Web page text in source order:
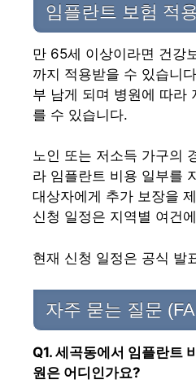
임플란트 보험 적
만 65세 이상이라면 건강
까지 적용받을 수 있습니
부 남게 되며 병원에 따라
를 수 있습니다.
노인 또는 저소득 가구의
라 임플란트 비용 일부를
대상자에게 추가 보장을
신청 일정은 지역별 여건
현재 신청 일정은 공식 발
자주 묻는 질문
Q1. 세곡동에서 임플란트
원은 어디인가요?